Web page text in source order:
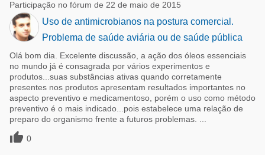
Participação no fórum de 22 de maio de 2015
Uso de antimicrobianos na postura comercial.
Problema de saúde aviária ou de saúde pública
Olá bom dia. Excelente discussão, a ação dos óleos essenciais
no mundo já é consagrada por vários experimentos e
produtos...suas substâncias ativas quando corretamente
presentes nos produtos apresentam resultados importantes no
aspecto preventivo e medicamentoso, porém o uso como método
preventivo é o mais indicado...pois estabelece uma relação de
preparo do organismo frente a futuros problemas. ...
 0